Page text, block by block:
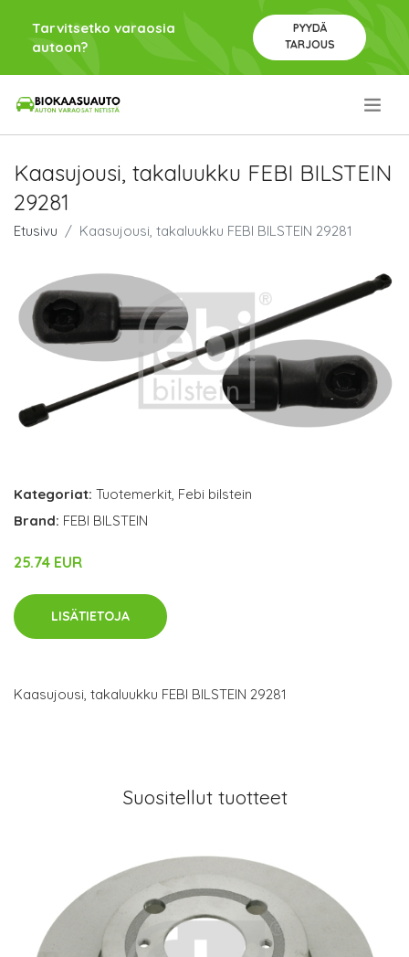
Tarvitsetko varaosia
autoon?
PYYDÄ
TARJOUS
Kaasujousi, takaluukku FEBI BILSTEIN
29281
Etusivu Kaasujousi, takaluukku FEBI BILSTEIN 29281
Kategoriat: Tuotemerkit, Febi bilstein
Brand: FEBI BILSTEIN
25.74 EUR
LISÄTIETOJA
Kaasujousi, takaluukku FEBI BILSTEIN 29281
Suositellut tuotteet